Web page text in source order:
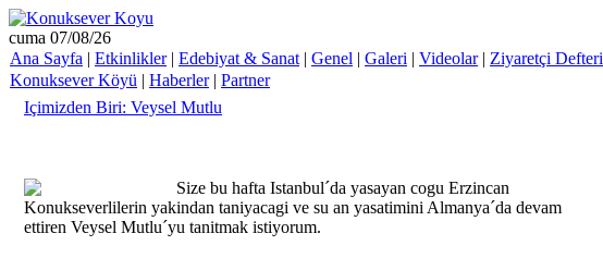
cuma 07/08/26
Ana Sayfa | Etkinlikler| Edebiyat & Sanat | Genel | Galeri | Videolar| Ziyaretçi Defteri
Konuksever Köyü | Haberler| Partner
Içimizden Biri: Veysel Mutlu
Size bu hafta Istanbul´da yasayan cogu Erzincan
Konukseverlilerin yakindan taniyacagi ve su an yasatimini Almanya´da devam
ettiren Veysel Mutlu´yu tanitmak istiyorum.